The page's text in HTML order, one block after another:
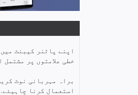
اپنے پاٹنر کیبنٹ
خطی علامتوں پر مشتمل
براہ مہربانی نوٹ
استعمال کرنا